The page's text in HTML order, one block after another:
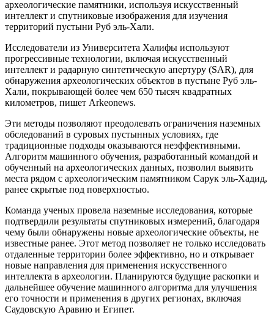
археологические памятники, используя искусственный
интеллект и спутниковые изображения для изучения
территорий пустыни Руб эль-Хали.
Исследователи из Университета Халифы используют
прогрессивные технологии, включая искусственный
интеллект и радарную синтетическую апертуру (SAR), для
обнаружения археологических объектов в пустыне Руб эль-
Хали, покрывающей более чем 650 тысяч квадратных
километров, пишет Arkeonews.
Эти методы позволяют преодолевать ограничения наземных
обследований в суровых пустынных условиях, где
традиционные подходы оказываются неэффективными.
Алгоритм машинного обучения, разработанный командой и
обученный на археологических данных, позволил выявить
места рядом с археологическим памятником Сарук эль-Хадид,
ранее скрытые под поверхностью.
Команда ученых провела наземные исследования, которые
подтвердили результаты спутниковых измерений, благодаря
чему были обнаружены новые археологические объекты, не
известные ранее. Этот метод позволяет не только исследовать
отдаленные территории более эффективно, но и открывает
новые направления для применения искусственного
интеллекта в археологии. Планируются будущие раскопки и
дальнейшее обучение машинного алгоритма для улучшения
его точности и применения в других регионах, включая
Саудовскую Аравию и Египет.